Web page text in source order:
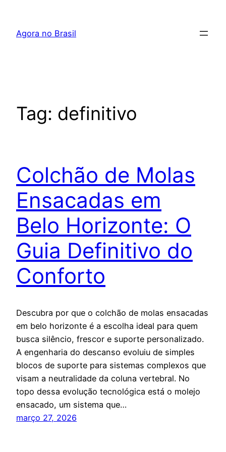
Agora no Brasil
Tag: definitivo
Colchão de Molas
Ensacadas em
Belo Horizonte: O
Guia Definitivo do
Conforto
Descubra por que o colchão de molas ensacadas
em belo horizonte é a escolha ideal para quem
busca silêncio, frescor e suporte personalizado.
A engenharia do descanso evoluiu de simples
blocos de suporte para sistemas complexos que
visam a neutralidade da coluna vertebral. No
topo dessa evolução tecnológica está o molejo
ensacado, um sistema que…
março 27, 2026